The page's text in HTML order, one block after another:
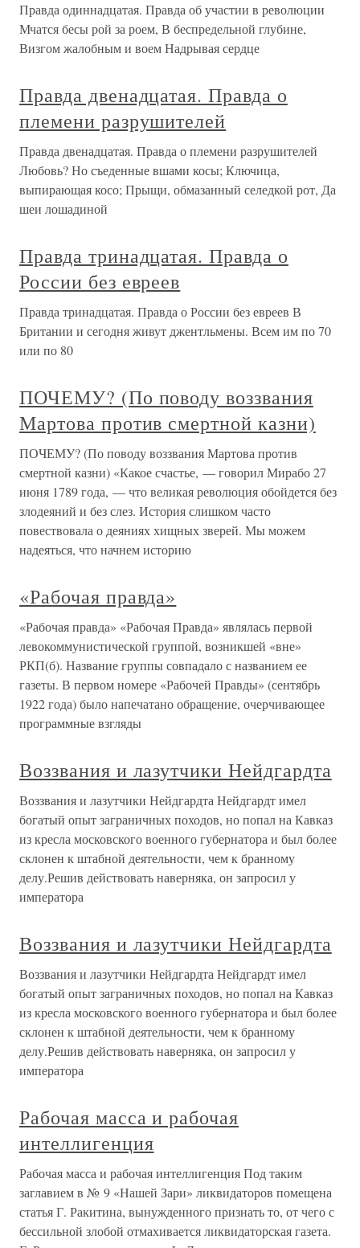
Правда одиннадцатая. Правда об участии в революции
Мчатся бесы рой за роем, В беспредельной глубине,
Визгом жалобным и воем Надрывая сердце
Правда двенадцатая. Правда о
племени разрушителей
Правда двенадцатая. Правда о племени разрушителей
Любовь? Но съеденные вшами косы; Ключица,
выпирающая косо; Прыщи, обмазанный селедкой рот, Да
шеи лошадиной
Правда тринадцатая. Правда о
России без евреев
Правда тринадцатая. Правда о России без евреев В
Британии и сегодня живут джентльмены. Всем им по 70
или по 80
ПОЧЕМУ? (По поводу воззвания
Мартова против смертной казни)
ПОЧЕМУ? (По поводу воззвания Мартова против
смертной казни) «Какое счастье, — говорил Мирабо 27
июня 1789 года, — что великая революция обойдется без
злодеяний и без слез. История слишком часто
повествовала о деяниях хищных зверей. Мы можем
надеяться, что начнем историю
«Рабочая правда»
«Рабочая правда» «Рабочая Правда» являлась первой
левокоммунистической группой, возникшей «вне»
РКП(б). Название группы совпадало с названием ее
газеты. В первом номере «Рабочей Правды» (сентябрь
1922 года) было напечатано обращение, очерчивающее
программные взгляды
Воззвания и лазутчики Нейдгардта
Воззвания и лазутчики Нейдгардта Нейдгардт имел
богатый опыт заграничных походов, но попал на Кавказ
из кресла московского военного губернатора и был более
склонен к штабной деятельности, чем к бранному
делу.Решив действовать наверняка, он запросил у
императора
Воззвания и лазутчики Нейдгардта
Воззвания и лазутчики Нейдгардта Нейдгардт имел
богатый опыт заграничных походов, но попал на Кавказ
из кресла московского военного губернатора и был более
склонен к штабной деятельности, чем к бранному
делу.Решив действовать наверняка, он запросил у
императора
Рабочая масса и рабочая
интеллигенция
Рабочая масса и рабочая интеллигенция Под таким
заглавием в № 9 «Нашей Зари» ликвидаторов помещена
статья Г. Ракитина, вынужденного признать то, от чего с
бессильной злобой отмахивается ликвидаторская газета.